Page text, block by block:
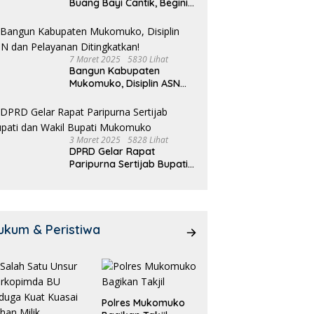
7 Maret 2025 5830 Lihat
Bangun Kabupaten
Mukomuko, Disiplin ASN
Ditingkatkan!
3 Maret 2025 5828 Lihat
DPRD Gelar Rapat
Paripurna Sertijab Bupati
& Peristiwa
Polres Mukomuko